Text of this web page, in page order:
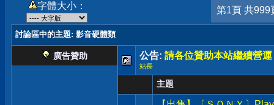
字體大小： 第1頁 共999
討論區中的主題: 影音硬體類
廣告贊助 公告: 請各位贊助本站繼續營運
站長
主題